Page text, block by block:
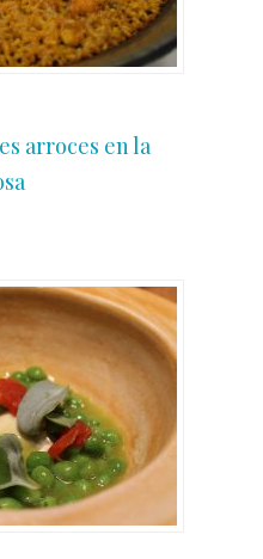
arroces en la